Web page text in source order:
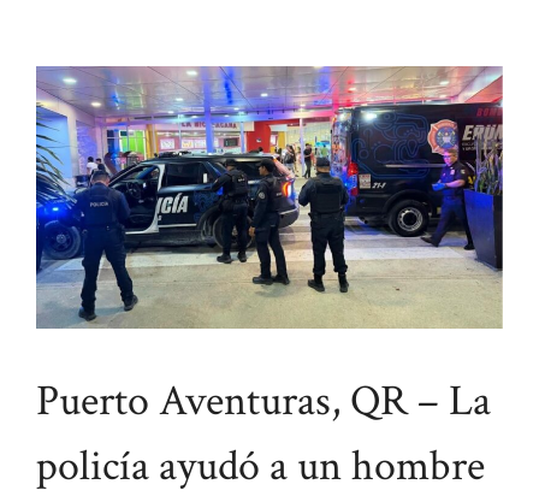
Puerto Aventuras, QR – La
policía ayudó a un hombre